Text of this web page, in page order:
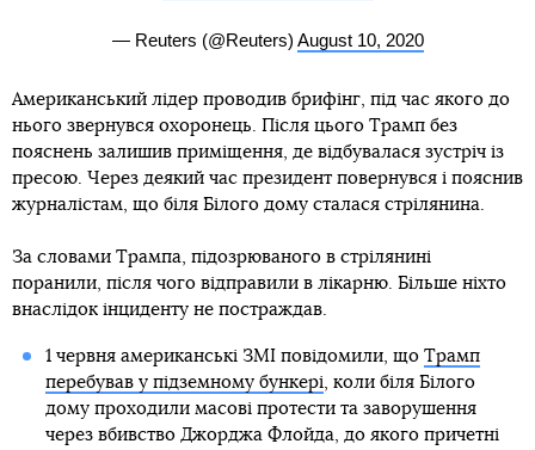
— Reuters (@Reuters) August 10, 2020
Американський лідер проводив брифінг, під час якого до
нього звернувся охоронець. Після цього Трамп без
пояснень залишив приміщення, де відбувалася зустріч із
пресою. Через деякий час президент повернувся і пояснив
журналістам, що біля Білого дому сталася стрілянина.
За словами Трампа, підозрюваного в стрілянині
поранили, після чого відправили в лікарню. Більше ніхто
внаслідок інциденту не постраждав.
1 червня американські ЗМІ повідомили, що Трамп
перебував у підземному бункері , коли біля Білого
дому проходили масові протести та заворушення
через вбивство Джорджа Флойда, до якого причетні